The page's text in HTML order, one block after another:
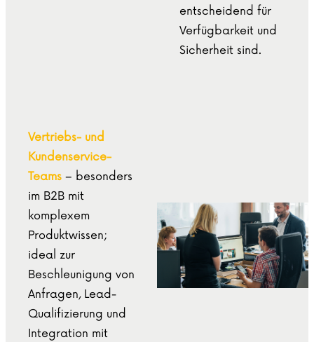
entscheidend für
Verfügbarkeit und
Sicherheit sind.
Vertriebs- und
Kundenservice-
Teams – besonders
im B2B mit
komplexem
Produktwissen;
ideal zur
Beschleunigung von
Anfragen, Lead-
Qualifizierung und
Integration mit